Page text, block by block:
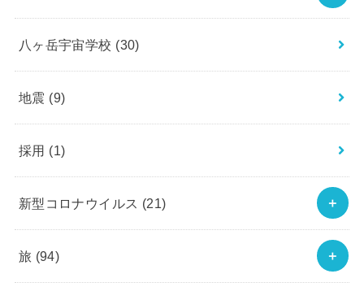
八ヶ岳宇宙学校 (30)
地震 (9)
採用 (1)
新型コロナウイルス (21)
旅 (94)